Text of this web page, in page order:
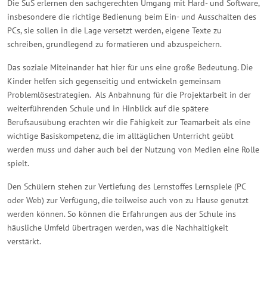
Die SuS erlernen den sachgerechten Umgang mit Hard- und Software,
insbesondere die richtige Bedienung beim Ein- und Ausschalten des
PCs, sie sollen in die Lage versetzt werden, eigene Texte zu
schreiben, grundlegend zu formatieren und abzuspeichern.
Das soziale Miteinander hat hier für uns eine große Bedeutung. Die
Kinder helfen sich gegenseitig und entwickeln gemeinsam
Problemlösestrategien. Als Anbahnung für die Projektarbeit in der
weiterführenden Schule und in Hinblick auf die spätere
Berufsausübung erachten wir die Fähigkeit zur Teamarbeit als eine
wichtige Basiskompetenz, die im alltäglichen Unterricht geübt
werden muss und daher auch bei der Nutzung von Medien eine Rolle
spielt.
Den Schülern stehen zur Vertiefung des Lernstoffes Lernspiele (PC
oder Web) zur Verfügung, die teilweise auch von zu Hause genutzt
werden können. So können die Erfahrungen aus der Schule ins
häusliche Umfeld übertragen werden, was die Nachhaltigkeit
verstärkt.